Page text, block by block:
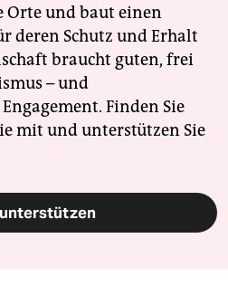
Orte und baut einen
deren Schutz und Erhalt
braucht guten, frei
– und
Finden Sie
mit und unterstützen Sie